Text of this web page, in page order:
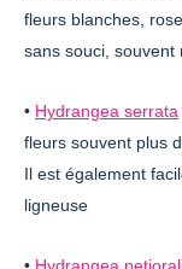
fleurs blanches,
sans souci, souvent
• Hydrangea serrata
fleurs souvent plus
Il est également
ligneuse